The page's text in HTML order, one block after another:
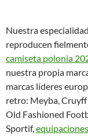
Nuestra
reproducen
camiseta polonia
nuestra propia
marcas líderes
retro: Meyba, Cruyff
Old Fashioned
Sportif,